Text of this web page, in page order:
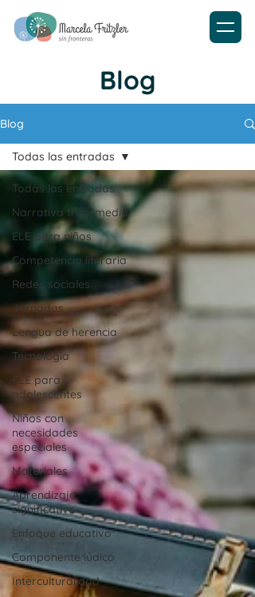
Blog
Blog
Todas las entradas
Narrativa transmedia
ELE para niños
Competencia literaria
Redes sociales
Jornadas
Lengua de herencia
Tecnología
ELE para
adolescentes
Niños con
necesidades
especiales
Materiales
Aprendizaje
significativo
Enfoque educativo
Componente lúdico
Interculturalidad
Todas las entradas